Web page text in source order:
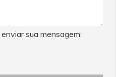
sua mensagem: